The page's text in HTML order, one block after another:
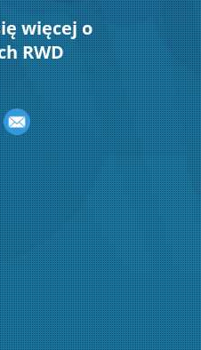
więcej o
RWD